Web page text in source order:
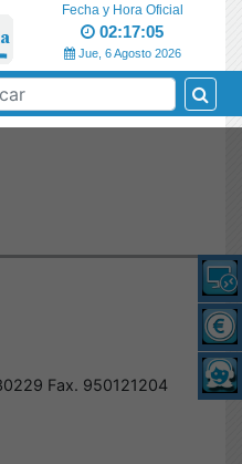
Fecha y Hora Oficial
02:17:05
Jue, 6 Agosto 2026
Fax. 950121204